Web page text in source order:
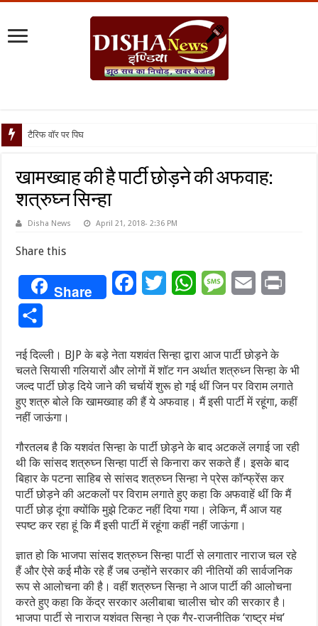
टैरिफ वॉर पर पिघली बर्फ, ट्रंप
खामख्वाह की है पार्टी छोड़ने की अफवाह:
शत्रुघ्न सिन्हा
Disha News April 21, 2018- 2:36 PM
Share this
Share FacebookTwitterWhatsAppMessageEmail
नई दिल्ली। BJP के बड़े नेता यशवंत सिन्हा द्वारा आज पार्टी छोड़ने के
चलते सियासी गलियारों और लोगों में शॉट गन अर्थात शत्रुध्न सिन्हा के भी
जल्द पार्टी छोड़ दिये जाने की चर्चायें शुरू हो गई थीं जिन पर विराम लगाते
हुए शत्रु बोले कि खामख्वाह की हैं ये अफवाह। मैं इसी पार्टी में रहूंगा, कहीं
नहीं जाऊंगा।
गौरतलब है कि यशवंत सिन्हा के पार्टी छोड़ने के बाद अटकलें लगाई जा रही
थी कि सांसद शत्रुघ्न सिन्हा पार्टी से किनारा कर सकते हैं। इसके बाद
बिहार के पटना साहिब से सांसद शत्रुघ्न सिन्हा ने प्रेस कॉन्फ्रेंस कर
पार्टी छोड़ने की अटकलों पर विराम लगाते हुए कहा कि अफवाहें थीं कि मैं
पार्टी छोड़ दूंगा क्योंकि मुझे टिकट नहीं दिया गया। लेकिन, मैं आज यह
स्पष्ट कर रहा हूं कि मैं इसी पार्टी में रहूंगा कहीं नहीं जाऊंगा।
ज्ञात हो कि भाजपा सांसद शत्रुघ्न सिन्हा पार्टी से लगातार नाराज चल रहे
हैं और ऐसे कई मौके रहे हैं जब उन्होंने सरकार की नीतियों की सार्वजनिक
रूप से आलोचना की है। वहीं शत्रुघ्न सिन्हा ने आज पार्टी की आलोचना
करते हुए कहा कि केंद्र सरकार अलीबाबा चालीस चोर की सरकार है।
भाजपा पार्टी से नाराज यशंवत सिन्हा ने एक गैर-राजनीतिक ‘राष्ट्र मंच’